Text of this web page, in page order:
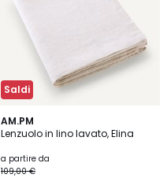
Saldi
AM.PM
Lenzuolo in lino lavato, Elina
a partire da
109,00 €
4,5
/ 5
23
Colori